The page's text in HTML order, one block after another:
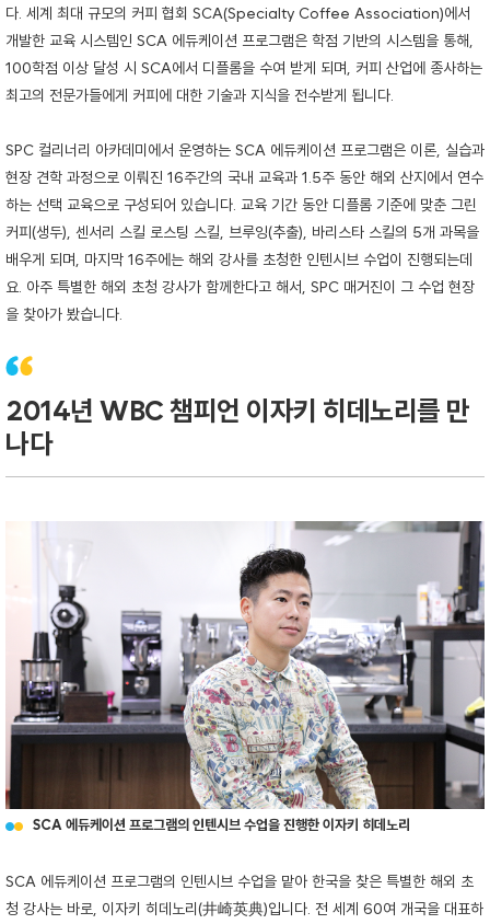
다. 세계 최대 규모의 커피 협회 SCA(Specialty Coffee Association)에서
개발한 교육 시스템인 SCA 에듀케이션 프로그램은 학점 기반의 시스템을 통해,
100학점 이상 달성 시 SCA에서 디플롬을 수여 받게 되며, 커피 산업에 종사하는
최고의 전문가들에게 커피에 대한 기술과 지식을 전수받게 됩니다.
SPC 컬리너리 아카데미에서 운영하는 SCA 에듀케이션 프로그램은 이론, 실습과
현장 견학 과정으로 이뤄진 16주간의 국내 교육과 1.5주 동안 해외 산지에서 연수
하는 선택 교육으로 구성되어 있습니다. 교육 기간 동안 디플롬 기준에 맞춘 그린
커피(생두), 센서리 스킬 로스팅 스킬, 브루잉(추출), 바리스타 스킬의 5개 과목을
배우게 되며, 마지막 16주에는 해외 강사를 초청한 인텐시브 수업이 진행되는데
요. 아주 특별한 해외 초청 강사가 함께한다고 해서, SPC 매거진이 그 수업 현장
을 찾아가 봤습니다.
2014년 WBC 챔피언 이자키 히데노리를 만
나다
SCA 에듀케이션 프로그램의 인텐시브 수업을 진행한 이자키 히데노리
SCA 에듀케이션 프로그램의 인텐시브 수업을 맡아 한국을 찾은 특별한 해외 초
청 강사는 바로, 이자키 히데노리(井崎英典)입니다. 전 세계 60여 개국을 대표하